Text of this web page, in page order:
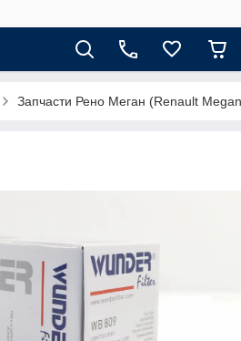
Запчасти Рено Меган (Renault